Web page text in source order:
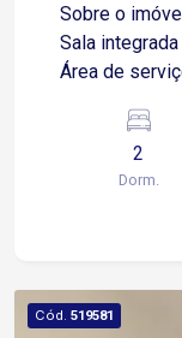
Sobre o
Sala
Área de serviço Totalmente mobiliado
Geladeira
e cama de
planejados
roupa Garagem: 1 vaga, localizada próxima à
entrada do condomínio
2
Dorm.
Cód. 519581